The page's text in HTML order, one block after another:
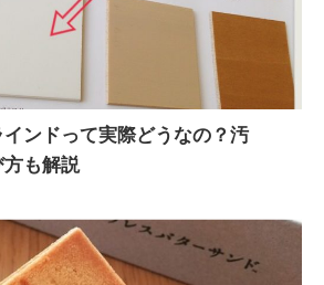
ンドって実際どうなの？汚
も解説